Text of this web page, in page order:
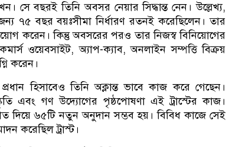
সে বছরই তিনি অবসর নেয়ার সিদ্ধান্ত নেন। উল্লেখ্য,
জন্য ৭৫ বছর বয়ঃসীমা নির্ধারণ রতনই করেছিলেন। তার
করেন। কিন্তু অবসরের পরও তার নিজস্ব বিনিয়োগের
ওয়েবসাইট, অ্যাপ-ক্যাব, অনলাইন সম্পত্তি বিক্রয়
করেন।
হিসাবেও তিনি অক্লান্ত ভাবে কাজ করে গেছেন।
এবং গণ উদ্যোগের পৃষ্ঠপোষণা এই ট্রাস্টের কাজ।
দিয়ে ৬৫টি নতুন অনুদান সম্ভব হয়। বিবিধ কাজে সেই
করেছিল ট্রাস্ট।